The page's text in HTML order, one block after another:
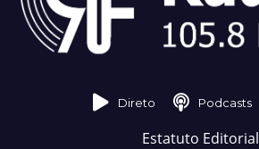
Direto Podcasts
Estatuto Editorial